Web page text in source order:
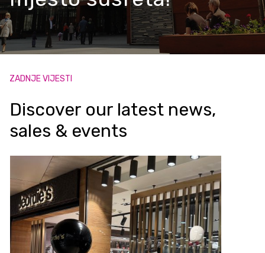
ZADNJE VIJESTI
Discover our latest news,
sales & events